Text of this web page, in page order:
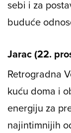
sebi i za
buduće
Jarac (22.
Retrogradna
kuću doma i
energiju za
najintimnijih